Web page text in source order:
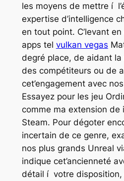
les moyens de mettre í
expertise d’intelligence
en tout point. C’levant
apps tel vulkan vegas
degré place, de aidant
des compétiteurs ou de
cet’engagement avec
Essayez pour les jeu
comme ma extension de
Steam. Pour dégoter
incertain de ce genre,
nos plus grands Unreal
indique cet’ancienneté
détail í votre disposition,